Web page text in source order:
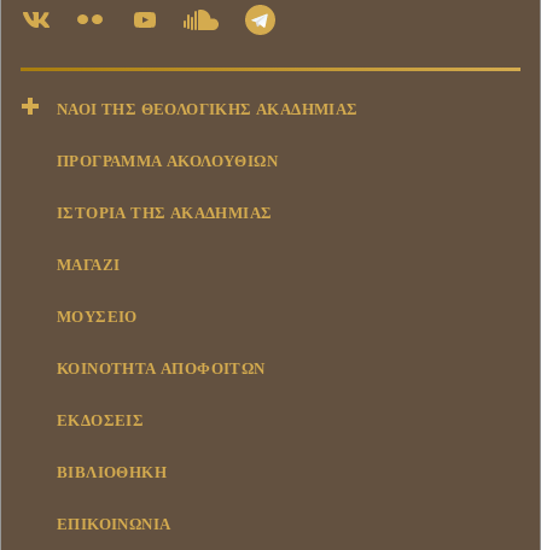
ΝΑΟΊ ΤΗΣ ΘΕΟΛΟΓΙΚΉΣ ΑΚΑΔΗΜΊΑΣ
ΠΡΟΓΡΑΜΜΑ ΑΚΟΛΟΥΘΙΩΝ
ΙΣΤΟΡΊΑ ΤΗΣ ΑΚΑΔΗΜΊΑΣ
ΜΑΓΑΖΊ
ΜΟΥΣΕΊΟ
ΚΟΙΝΌΤΗΤΑ ΑΠΟΦΟΊΤΩΝ
ΕΚΔΌΣΕΙΣ
ΒΙΒΛΙΟΘΉΚΗ
ΕΠΙΚΟΙΝΩΝΊΑ